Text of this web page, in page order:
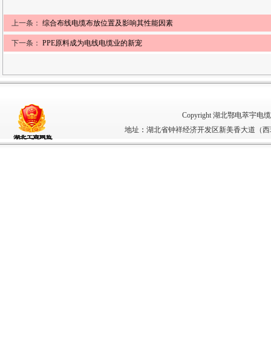
上一条： 综合布线电缆布放位置及影响其性能因素
下一条： PPE原料成为电线电缆业的新宠
Copyright 湖北鄂电萃宇电
地址 ： 湖北省钟祥经济开发区新美香大道（西